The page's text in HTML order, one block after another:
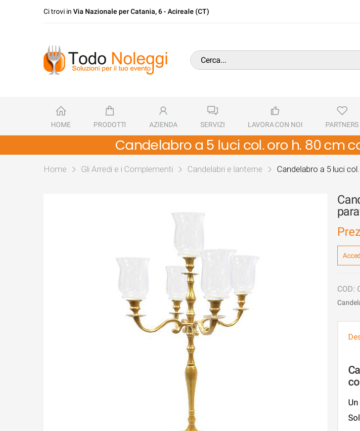
Ci trovi in Via Nazionale per Catania, 6 - Acireale (CT)
HOME PRODOTTI AZIENDA SERVIZI LAVORA CON NOI PARTNERS
Candelabro a 5 luci col. oro h. 80 cm
Home Gli Arredi e i Complementi Candelabri e lanterne Candelabro a 5 luci